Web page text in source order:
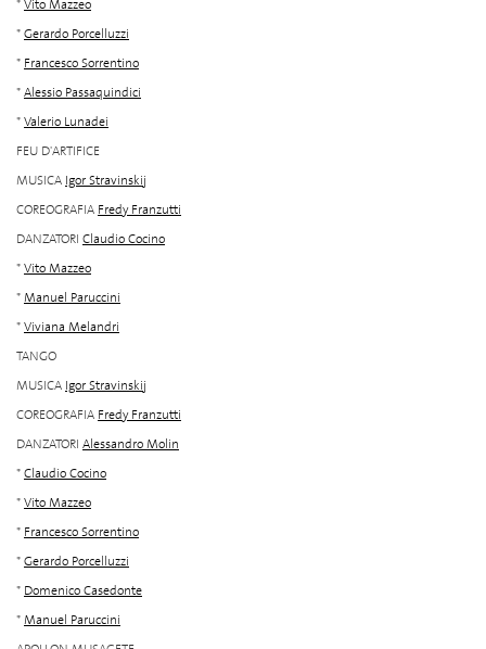
*Vito Mazzeo
*Gerardo Porcelluzzi
* Francesco Sorrentino
*Alessio Passaquindici
*Valerio Lunadei
FEU D'ARTIFICE
MUSICA Igor Stravinskij
COREOGRAFIA Fredy Franzutti
DANZATORI Claudio Cocino
*Vito Mazzeo
*Manuel Paruccini
*Viviana Melandri
TANGO
MUSICA Igor Stravinskij
COREOGRAFIA Fredy Franzutti
DANZATORI Alessandro Molin
*Claudio Cocino
*Vito Mazzeo
* Francesco Sorrentino
*Gerardo Porcelluzzi
* Domenico Casedonte
*Manuel Paruccini